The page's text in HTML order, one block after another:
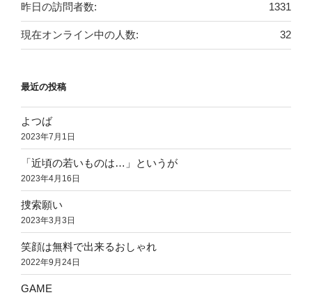
1331
昨日の訪問者数:
32
現在オンライン中の人数:
最近の投稿
よつば
2023年7月1日
「近頃の若いものは…」というが
2023年4月16日
捜索願い
2023年3月3日
笑顔は無料で出来るおしゃれ
2022年9月24日
GAME